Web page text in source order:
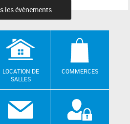
les évènements
LOCATION DE
SALLES
COMMERCES